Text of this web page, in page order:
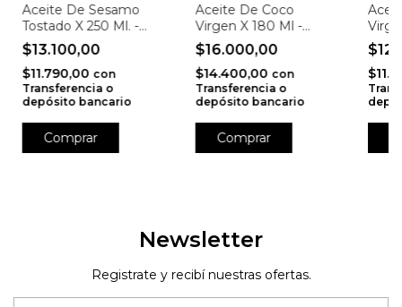
Aceite De Sesamo
Tostado X 250 Ml. -
Nutrasem
$13.100,00
$11.790,00 con
Transferencia o
depósito bancario
Aceite De Coco
Virgen X 180 Ml -
Chiagraal
$16.000,00
$14.400,00 con
Transferencia o
depósito bancario
Newsletter
Registrate y recibí nuestras ofertas.